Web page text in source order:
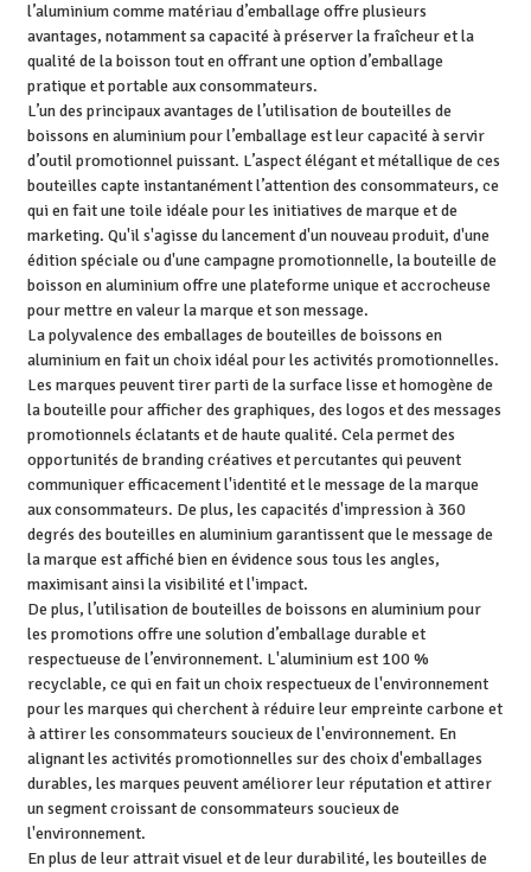
l’aluminium comme matériau d’emballage offre plusieurs
avantages, notamment sa capacité à préserver la fraîcheur et la
qualité de la boisson tout en offrant une option d’emballage
pratique et portable aux consommateurs.
L’un des principaux avantages de l’utilisation de bouteilles de
boissons en aluminium pour l’emballage est leur capacité à servir
d’outil promotionnel puissant. L’aspect élégant et métallique de ces
bouteilles capte instantanément l’attention des consommateurs, ce
qui en fait une toile idéale pour les initiatives de marque et de
marketing. Qu'il s'agisse du lancement d'un nouveau produit, d'une
édition spéciale ou d'une campagne promotionnelle, la bouteille de
boisson en aluminium offre une plateforme unique et accrocheuse
pour mettre en valeur la marque et son message.
La polyvalence des emballages de bouteilles de boissons en
aluminium en fait un choix idéal pour les activités promotionnelles.
Les marques peuvent tirer parti de la surface lisse et homogène de
la bouteille pour afficher des graphiques, des logos et des messages
promotionnels éclatants et de haute qualité. Cela permet des
opportunités de branding créatives et percutantes qui peuvent
communiquer efficacement l'identité et le message de la marque
aux consommateurs. De plus, les capacités d'impression à 360
degrés des bouteilles en aluminium garantissent que le message de
la marque est affiché bien en évidence sous tous les angles,
maximisant ainsi la visibilité et l'impact.
De plus, l’utilisation de bouteilles de boissons en aluminium pour
les promotions offre une solution d’emballage durable et
respectueuse de l’environnement. L'aluminium est 100 %
recyclable, ce qui en fait un choix respectueux de l'environnement
pour les marques qui cherchent à réduire leur empreinte carbone et
à attirer les consommateurs soucieux de l'environnement. En
alignant les activités promotionnelles sur des choix d'emballages
durables, les marques peuvent améliorer leur réputation et attirer
un segment croissant de consommateurs soucieux de
l'environnement.
En plus de leur attrait visuel et de leur durabilité, les bouteilles de